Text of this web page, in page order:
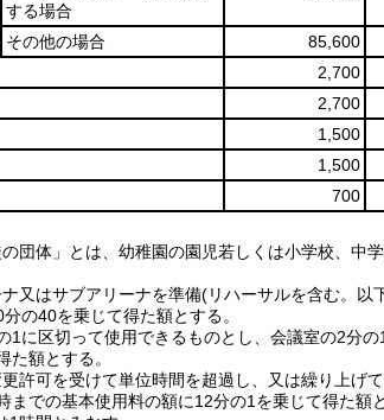
する場合
その他の場合 85,600
2,700
2,700
1,500
1,500
700
団体」とは、幼稚園の園児若しくは小学校、中
又はサブアリーナを準備(リハーサルを含む。以
の40を乗じて得た額とする。
に区切って使用できるものとし、会議室の2分
た額とする。
許可を受けて単位時間を超過し、又は繰り上げ
までの基本使用料の額に12分の1を乗じて得た